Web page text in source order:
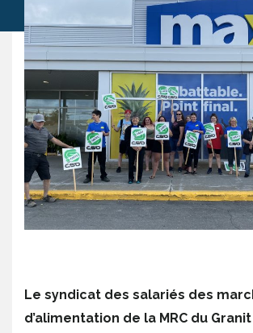
Le syndicat des salariés des
d’alimentation de la MRC du Granit